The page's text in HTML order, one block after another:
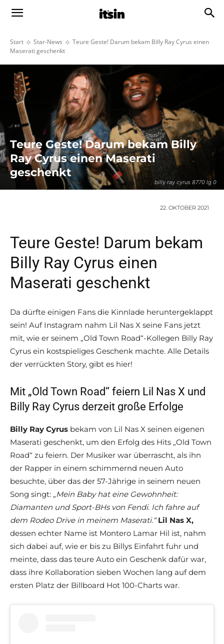
Start Star-News
Teure Geste! Darum bekam Billy Ray Cyrus einen
Maserati geschenkt
billy ray cyrus 8770 lg 0
Teure Geste! Darum bekam Billy
Ray Cyrus einen Maserati
geschenkt
22. OKTOBER 2021
Teure Geste! Darum bekam
Billy Ray Cyrus einen
Maserati geschenkt
Da dürfte einigen Fans die Kinnlade heruntergeklappt
sein! Auf Instagram nahm Lil Nas X seine Fans jetzt
mit, wie er seinem „Old Town Road“-Kollegen Billy Ray
Cyrus ein kostspieliges Geschenk machte. Alle Details
der verrückten Story, gibt es hier!
Mit „Old Town Road“ feiern Lil Nas X und
Billy Ray Cyrus derzeit große Erfolge
Billy Ray Cyrus bekam von Lil Nas X seinen eigenen
Maserati geschenkt, um den Erfolg des Hits „Old Town
Road“ zu feiern. Der Musiker war überrascht, als ihn
der Rapper in einem schimmernd neuen Auto
besuchte, über das der 57-Jährige in seinem neuen
Song singt: „Mein Baby hat eine Gewohnheit:
Diamanten und Sport-BHs von Fendi. Ich fahre auf
dem Rodeo Drive in meinem Maserati.“Lil Nas X,
dessen echter Name ist Montero Lamar Hil ist, nahm
sich dabei auf, wie er bis zu Billys Einfahrt fuhr und
meinte, dass das teure Auto ein Geschenk dafür war,
dass ihre Kollaboration sieben Wochen lang auf dem
ersten Platz der Billboard Hot 100-Charts war.